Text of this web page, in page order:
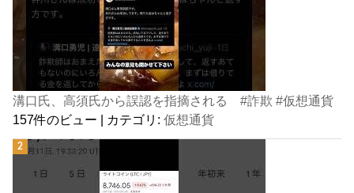
溝口氏、高須氏から誤認を指摘される #詐欺 #仮想通貨
157件のビュー | カテゴリ:仮想通貨